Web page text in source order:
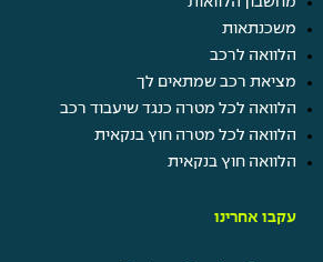
משכנתאות
הלוואה לרכב
מציאת רכב שמתאים לך
הלוואה לכל מטרה כנגד שיעבוד רכב
הלוואה לכל מטרה חוץ בנקאית
הלוואה חוץ בנקאית
עקבו אחרינו